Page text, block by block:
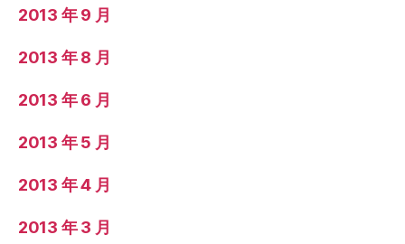
2013 年 9 月
2013 年 8 月
2013 年 6 月
2013 年 5 月
2013 年 4 月
2013 年 3 月